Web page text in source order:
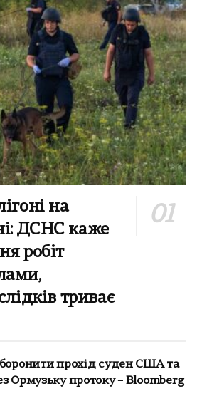
на
ДСНС каже
робіт
триває
прохід суден США та
Ормузьку протоку – Bloomberg